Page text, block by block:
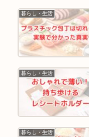
暮らし・生活
暮らし・生活
暮らし・生活